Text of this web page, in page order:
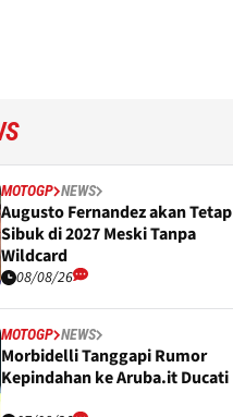
MOTOGP NEWS
Augusto Fernandez akan Tetap
Sibuk di 2027 Meski Tanpa
Wildcard
08/08/26
MOTOGP NEWS
Morbidelli Tanggapi Rumor
Kepindahan ke Aruba.it Ducati